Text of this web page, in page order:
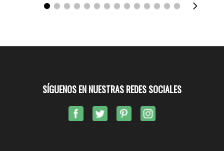
SÍGUENOS EN NUESTRAS REDES SOCIALES